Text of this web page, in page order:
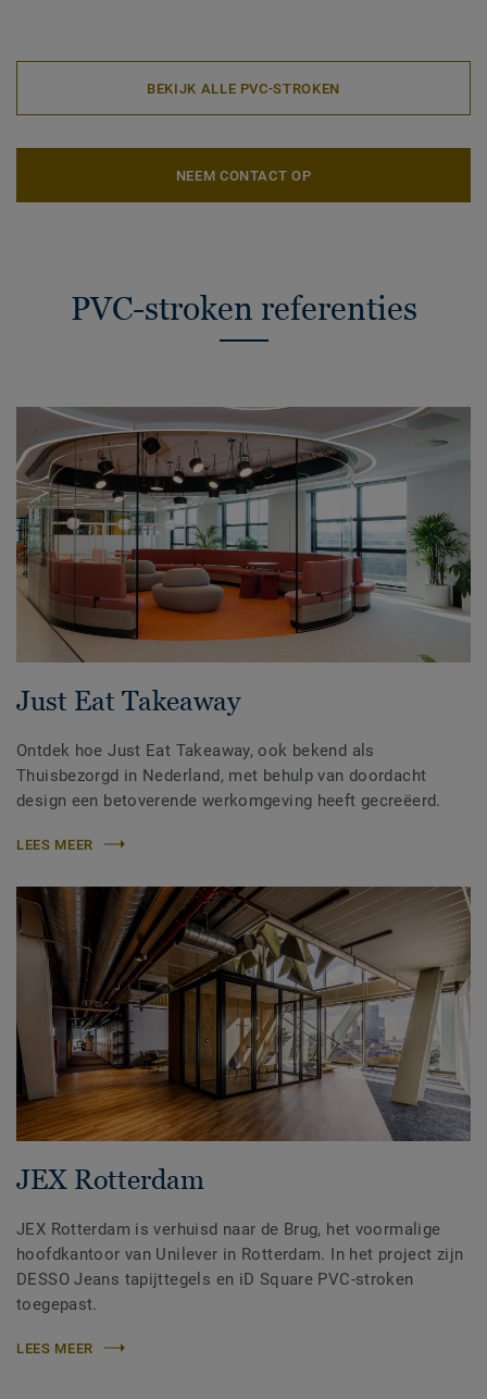
BEKIJK ALLE PVC-STROKEN
NEEM CONTACT OP
PVC-stroken referenties
Just Eat Takeaway
Ontdek hoe Just Eat Takeaway, ook bekend als
Thuisbezorgd in Nederland, met behulp van doordacht
design een betoverende werkomgeving heeft gecreëerd.
LEES MEER
JEX Rotterdam
JEX Rotterdam is verhuisd naar de Brug, het voormalige
hoofdkantoor van Unilever in Rotterdam. In het project zijn
DESSO Jeans tapijttegels en iD Square PVC-stroken
toegepast.
LEES MEER